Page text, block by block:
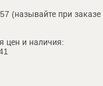
(называйте при заказе
цен и наличия: